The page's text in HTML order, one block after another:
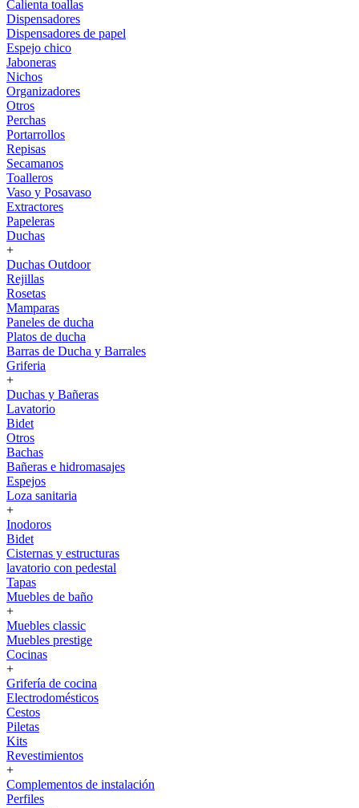
Calienta toallas
Dispensadores
Dispensadores de papel
Espejo chico
Jaboneras
Nichos
Organizadores
Otros
Perchas
Portarrollos
Repisas
Secamanos
Toalleros
Vaso y Posavaso
Extractores
Papeleras
Duchas
+
Duchas Outdoor
Rejillas
Rosetas
Mamparas
Paneles de ducha
Platos de ducha
Barras de Ducha y Barrales
Griferia
+
Duchas y Bañeras
Lavatorio
Bidet
Otros
Bachas
Bañeras e hidromasajes
Espejos
Loza sanitaria
+
Inodoros
Bidet
Cisternas y estructuras
lavatorio con pedestal
Tapas
Muebles de baño
+
Muebles classic
Muebles prestige
Cocinas
+
Grifería de cocina
Electrodomésticos
Cestos
Piletas
Kits
Revestimientos
+
Complementos de instalación
Perfiles